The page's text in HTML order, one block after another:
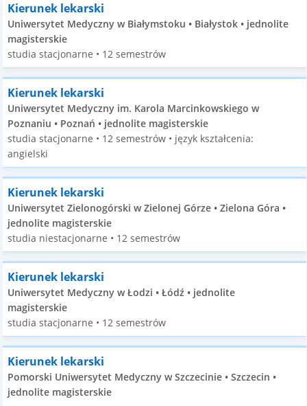
Kierunek lekarski
Uniwersytet Medyczny w Białymstoku • Białystok • jednolite
magisterskie
studia stacjonarne • 12 semestrów
Kierunek lekarski
Uniwersytet Medyczny im. Karola Marcinkowskiego w
Poznaniu • Poznań • jednolite magisterskie
studia stacjonarne • 12 semestrów • język kształcenia:
angielski
Kierunek lekarski
Uniwersytet Zielonogórski w Zielonej Górze • Zielona Góra •
jednolite magisterskie
studia niestacjonarne • 12 semestrów
Kierunek lekarski
Uniwersytet Medyczny w Łodzi • Łódź • jednolite
magisterskie
studia stacjonarne • 12 semestrów
Kierunek lekarski
Pomorski Uniwersytet Medyczny w Szczecinie • Szczecin •
jednolite magisterskie